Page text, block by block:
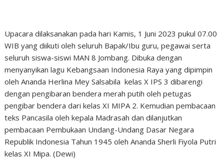
Upacara dilaksanakan pada hari Kamis, 1 Juni 2023 pukul 07.00
WIB yang diikuti oleh seluruh Bapak/Ibu guru, pegawai serta
seluruh siswa-siswi MAN 8 Jombang. Dibuka dengan
menyanyikan lagu Kebangsaan Indonesia Raya yang dipimpin
oleh Ananda Herlina Mey Salsabila kelas X IPS 3 dibarengi
dengan pengibaran bendera merah putih oleh petugas
pengibar bendera dari kelas XI MIPA 2. Kemudian pembacaan
teks Pancasila oleh kepala Madrasah dan dilanjutkan
pembacaan Pembukaan Undang-Undang Dasar Negara
Republik Indonesia Tahun 1945 oleh Ananda Sherli Fiyola Putri
kelas XI Mipa. (Dewi)